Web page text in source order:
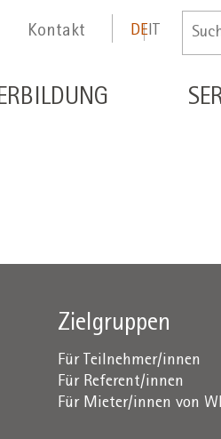
Kontakt DEIT
di
Zielgruppen
Für Teilnehmer/innen
Für Referent/innen
Für Mieter/innen von